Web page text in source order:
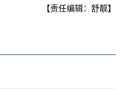
【责任编辑：舒靓】